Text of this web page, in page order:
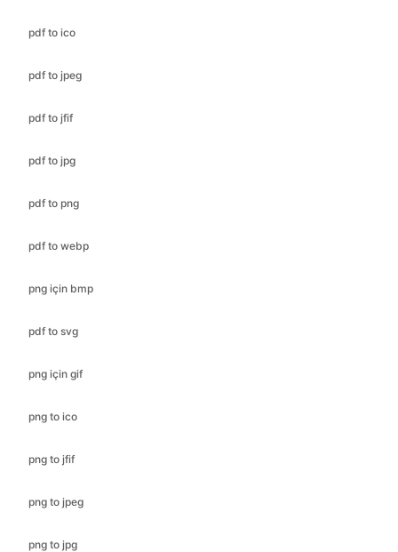
pdf to ico
pdf to jpeg
pdf to jfif
pdf to jpg
pdf to png
pdf to webp
png için bmp
pdf to svg
png için gif
png to ico
png to jfif
png to jpeg
png to jpg